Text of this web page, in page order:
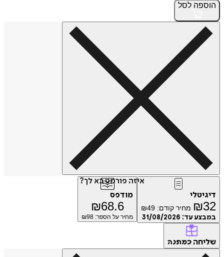
הוספה לסל
איזה פורמט בא לך?
דיגיטלי
₪32 מחיר קודם: ₪49
במבצע עד: 31/08/2026
מודפס
₪68.6
מחיר על הספר: ₪ 98
שליחה כמתנה